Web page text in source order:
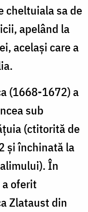
cheltuiala sa de
apelând la
același care a
(1668-1672) a
sub
(ctitorită de
și închinată la
În
oferit
Zlataust din